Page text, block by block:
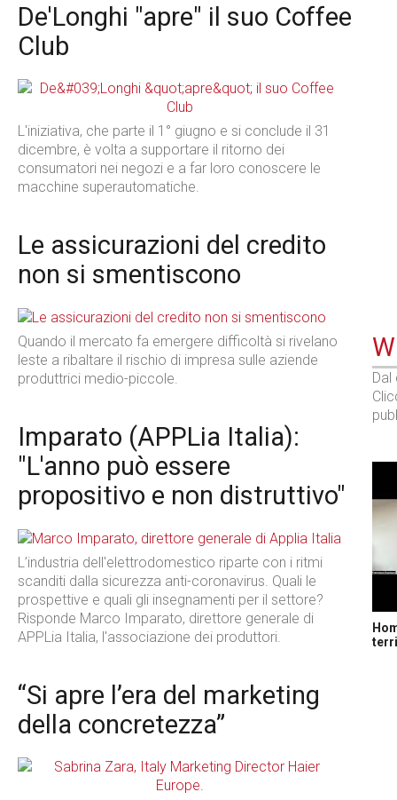
De'Longhi "apre" il suo Coffee
Club
L'iniziativa, che parte il 1° giugno e si conclude il 31
dicembre, è volta a supportare il ritorno dei
consumatori nei negozi e a far loro conoscere le
macchine superautomatiche.
Le assicurazioni del credito
non si smentiscono
Quando il mercato fa emergere difficoltà si rivelano
leste a ribaltare il rischio di impresa sulle aziende
produttrici medio-piccole.
Imparato (APPLia Italia):
"L'anno può essere
propositivo e non distruttivo"
L’industria dell'elettrodomestico riparte con i ritmi
scanditi dalla sicurezza anti-coronavirus. Quali le
prospettive e quali gli insegnamenti per il settore?
Risponde Marco Imparato, direttore generale di
APPLia Italia, l'associazione dei produttori.
“Si apre l’era del marketing
della concretezza”